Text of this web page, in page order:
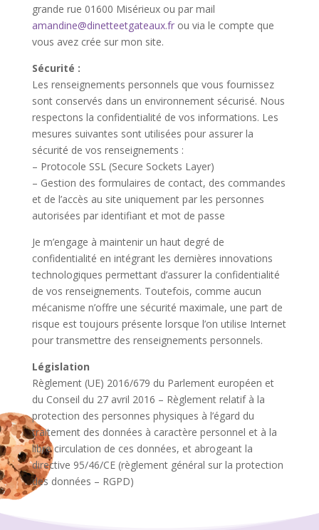
grande rue 01600 Misérieux ou par mail
amandine@dinetteetgateaux.frou via le compte que
vous avez crée sur mon site.
Sécurité :
Les renseignements personnels que vous fournissez
sont conservés dans un environnement sécurisé. Nous
respectons la confidentialité de vos informations. Les
mesures suivantes sont utilisées pour assurer la
sécurité de vos renseignements :
– Protocole SSL (Secure Sockets Layer)
– Gestion des formulaires de contact, des commandes
et de l’accès au site uniquement par les personnes
autorisées par identifiant et mot de passe
Je m’engage à maintenir un haut degré de
confidentialité en intégrant les dernières innovations
technologiques permettant d’assurer la confidentialité
de vos renseignements. Toutefois, comme aucun
mécanisme n’offre une sécurité maximale, une part de
risque est toujours présente lorsque l’on utilise Internet
pour transmettre des renseignements personnels.
Législation
Règlement (UE) 2016/679 du Parlement européen et
du Conseil du 27 avril 2016 – Règlement relatif à la
protection des personnes physiques à l’égard du
traitement des données à caractère personnel et à la
libre circulation de ces données, et abrogeant la
directive 95/46/CE (règlement général sur la protection
des données – RGPD)